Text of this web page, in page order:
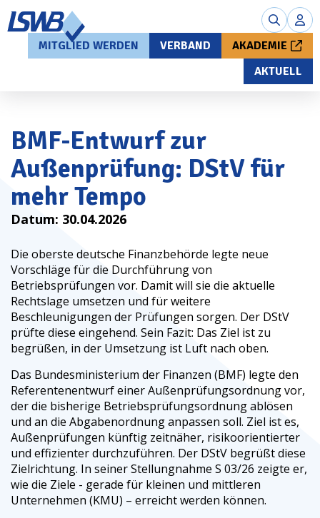
MITGLIED WERDEN VERBAND
AKADEMIE
AKTUELL
BMF-Entwurf zur
Außenprüfung: DStV für
mehr Tempo
Datum: 30.04.2026
Die oberste deutsche Finanzbehörde legte neue
Vorschläge für die Durchführung von
Betriebsprüfungen vor. Damit will sie die aktuelle
Rechtslage umsetzen und für weitere
Beschleunigungen der Prüfungen sorgen. Der DStV
prüfte diese eingehend. Sein Fazit: Das Ziel ist zu
begrüßen, in der Umsetzung ist Luft nach oben.
Das Bundesministerium der Finanzen (BMF) legte den
Referentenentwurf einer Außenprüfungsordnung vor,
der die bisherige Betriebsprüfungsordnung ablösen
und an die Abgabenordnung anpassen soll. Ziel ist es,
Außenprüfungen künftig zeitnäher, risikoorientierter
und effizienter durchzuführen. Der DStV begrüßt diese
Zielrichtung. In seiner Stellungnahme S 03/26 zeigte er,
wie die Ziele - gerade für kleinen und mittleren
Unternehmen (KMU) – erreicht werden können.